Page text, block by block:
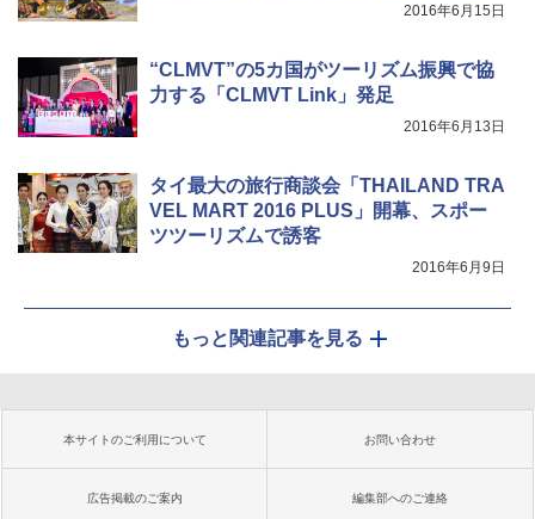
2016年6月15日
“CLMVT”の5カ国がツーリズム振興で協
力する「CLMVT Link」発足
2016年6月13日
タイ最大の旅行商談会「THAILAND TRA
VEL MART 2016 PLUS」開幕、スポー
ツツーリズムで誘客
2016年6月9日
もっと関連記事を見る
本サイトのご利用について お問い合わせ
広告掲載のご案内 編集部へのご連絡